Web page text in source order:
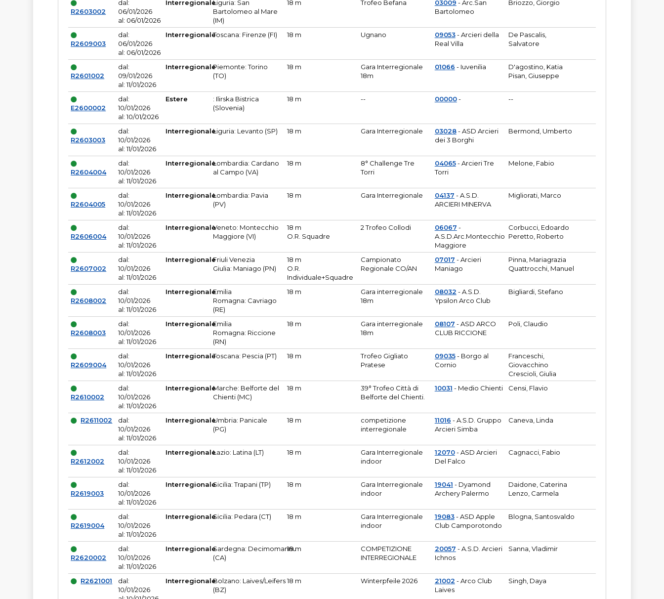
R2603002
dal:
06/01/2026
al: 06/01/2026
InterregionaleLiguria: San
Bartolomeo al Mare
(IM)
18 m Trofeo Befana 03009 - Arc.San
Bartolomeo
Briozzo, Giorgio
R2609003
dal:
06/01/2026
al: 06/01/2026
InterregionaleToscana: Firenze (FI) 18 m Ugnano 09053- Arcieri della
Real Villa
De Pascalis,
Salvatore
R2601002
dal:
09/01/2026
al: 11/01/2026
InterregionalePiemonte: Torino
(TO)
18 m
Gara Interregionale
18m
01066 - Iuvenilia
D'agostino, Katia
Pisan, Giuseppe
E2600002
dal:
10/01/2026
al: 10/01/2026
Estere
: Ilirska Bistrica
(Slovenia)
18 m -- 00000- --
R2603003
dal:
10/01/2026
al: 11/01/2026
InterregionaleLiguria: Levanto (SP) 18 m Gara Interregionale 03028- ASD Arcieri
dei 3 Borghi
Bermond, Umberto
R2604004
dal:
10/01/2026
al: 11/01/2026
InterregionaleLombardia: Cardano
al Campo (VA)
18 m
8° Challenge Tre
Torri
04065- Arcieri Tre
Torri
Melone, Fabio
R2604005
dal:
10/01/2026
al: 11/01/2026
InterregionaleLombardia: Pavia
(PV)
18 m Gara Interregionale 04137 - A.S.D.
ARCIERI MINERVA
Migliorati, Marco
R2606004
dal:
10/01/2026
al: 11/01/2026
InterregionaleVeneto: Montecchio
Maggiore (VI)
18 m
O.R. Squadre
2 Trofeo Collodi 06067 -
A.S.D.Arc.Montecchio
Maggiore
Corbucci, Edoardo
Peretto, Roberto
R2607002
dal:
10/01/2026
al: 11/01/2026
InterregionaleFriuli Venezia
Giulia: Maniago (PN)
18 m
O.R.
Individuale+Squadre
Campionato
Regionale CO/AN
07017 - Arcieri
Maniago
Pinna, Mariagrazia
Quattrocchi, Manuel
R2608002
dal:
10/01/2026
al: 11/01/2026
InterregionaleEmilia
Romagna: Cavriago
(RE)
18 m
Gara interregionale
18m
08032 - A.S.D.
Ypsilon Arco Club
Bigliardi, Stefano
R2608003
dal:
10/01/2026
al: 11/01/2026
InterregionaleEmilia
Romagna: Riccione
(RN)
18 m
Gara interregionale
18m
08107 - ASD ARCO
CLUB RICCIONE
Poli, Claudio
R2609004
dal:
10/01/2026
al: 11/01/2026
InterregionaleToscana: Pescia (PT) 18 m
Trofeo Gigliato
Pratese
09035- Borgo al
Cornio
Franceschi,
Giovacchino
Crescioli, Giulia
R2610002
dal:
10/01/2026
al: 11/01/2026
InterregionaleMarche: Belforte del
Chienti (MC)
18 m
39° Trofeo Città di
Belforte del Chienti.
10031 - Medio Chienti Censi, Flavio
R2611002
dal:
10/01/2026
al: 11/01/2026
InterregionaleUmbria: Panicale
(PG)
18 m
competizione
interregionale
11016 - A.S.D. Gruppo
Arcieri Simba
Caneva, Linda
R2612002
dal:
10/01/2026
al: 11/01/2026
InterregionaleLazio: Latina (LT) 18 m
Gara Interregionale
indoor
12070- ASD Arcieri
Del Falco
Cagnacci, Fabio
R2619003
dal:
10/01/2026
al: 11/01/2026
InterregionaleSicilia: Trapani (TP) 18 m
Gara Interregionale
indoor
19041 - Dyamond
Archery Palermo
Daidone, Caterina
Lenzo, Carmela
R2619004
dal:
10/01/2026
al: 11/01/2026
InterregionaleSicilia: Pedara (CT) 18 m
Gara Interregionale
indoor
19083- ASD Apple
Club Camporotondo
Blogna, Santosvaldo
R2620002
dal:
10/01/2026
al: 11/01/2026
InterregionaleSardegna: Decimomannu
(CA)
18 m
COMPETIZIONE
INTERREGIONALE
20057 - A.S.D. Arcieri
Ichnos
Sanna, Vladimir
R2621001
dal:
10/01/2026
InterregionaleBolzano: Laives/Leifers
(BZ)
18 m Winterpfeile 2026 21002 - Arco Club
Laives
Singh, Daya